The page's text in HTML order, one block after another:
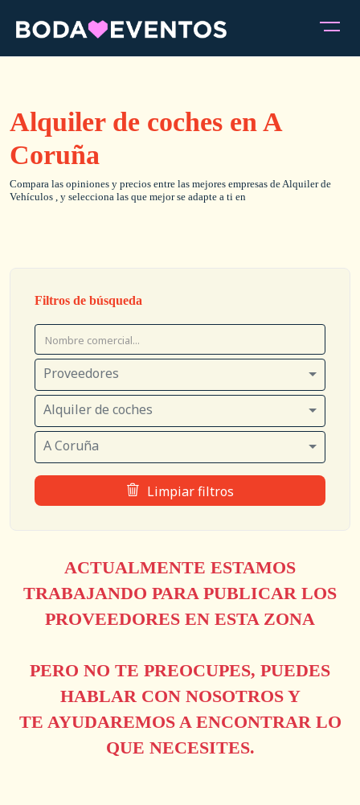
Alquiler de coches en A
Coruña
Compara las opiniones y precios entre las mejores empresas de Alquiler de
Vehículos , y selecciona las que mejor se adapte a ti en
Filtros de búsqueda
Proveedores
Alquiler de coches
A Coruña
Limpiar filtros
ACTUALMENTE ESTAMOS
TRABAJANDO PARA PUBLICAR LOS
PROVEEDORES EN ESTA ZONA
PERO NO TE PREOCUPES, PUEDES
HABLAR CON NOSOTROS Y
TE AYUDAREMOS A ENCONTRAR LO
QUE NECESITES.